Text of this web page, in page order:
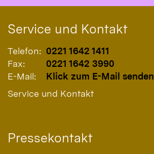
Service und Kontakt
Telefon: 0221 1642 1411
Fax:
0221 1642 3990
E-Mail:
Klick zum E-Mail senden
Service und Kontakt
Pressekontakt